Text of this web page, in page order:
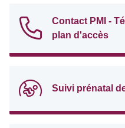
Contact PMI -
plan d'accès
Suivi prénatal de